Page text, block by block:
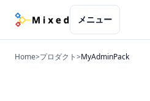
メニュー
Home>プロダクト>MyAdminPack